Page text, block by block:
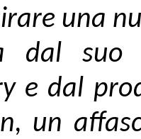
una
dal
e dal
un